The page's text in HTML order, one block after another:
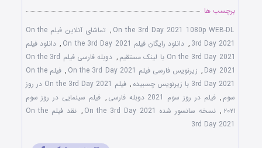
برچسب ها
On the 3rd Day 2021 1080p WEB-DL
,
تماشای آنلاین فیلم On the
3rd Day 2021
, دانلود رایگان فیلم On the 3rd Day 2021 , دانلود فیلم
On the 3rd Day 2021 با لینک مستقیم
,
دوبله فارسی فیلم On the 3rd
Day 2021
, زیرنویس فارسی فیلم On the 3rd Day 2021 ,
فیلم On the
3rd Day 2021 با زیرنویس چسبیده
,
فیلم On the 3rd Day 2021 در روز
سوم , فیلم در روز سوم 2021 دوبله فارسی , فیلم سینمایی در روز سوم
۲۰۲۱ , نسخه سانسور شده On the 3rd Day 2021 ,
نقد فیلم On the
3rd Day 2021